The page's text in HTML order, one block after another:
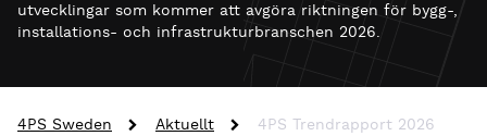
utvecklingar som kommer att avgöra riktningen för bygg-,
installations- och infrastrukturbranschen 2026.
4PS Sweden Aktuellt 4PS Trendrapport 2026